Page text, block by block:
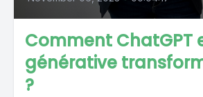
Comment ChatGPT
générative
?